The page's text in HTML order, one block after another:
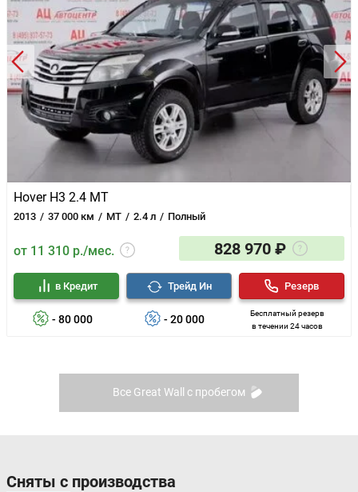
Hover H3 2.4 MT
2013 37 000 км MT 2.4 л Полный
от 11 310 р./мес. 828 970 ₽
- 80 000
в Кредит
- 20 000
Трейд Ин
Бесплатный резерв
в течении 24 часов
Резерв
Все Great Wall с пробегом
Сняты с производства